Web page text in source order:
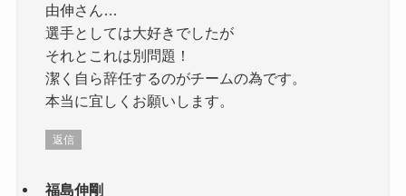
由伸さん…
選手としては大好きでしたが
それとこれは別問題！
潔く自ら辞任するのがチームの為です。
本当に宜しくお願いします。
返信
福島伸剛